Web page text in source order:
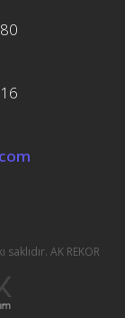
AK REKOR